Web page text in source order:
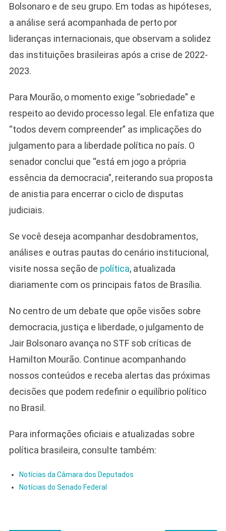
Bolsonaro e de seu grupo. Em todas as hipóteses,
a análise será acompanhada de perto por
lideranças internacionais, que observam a solidez
das instituições brasileiras após a crise de 2022-
2023.
Para Mourão, o momento exige “sobriedade” e
respeito ao devido processo legal. Ele enfatiza que
“todos devem compreender” as implicações do
julgamento para a liberdade política no país. O
senador conclui que “está em jogo a própria
essência da democracia”, reiterando sua proposta
de anistia para encerrar o ciclo de disputas
judiciais.
Se você deseja acompanhar desdobramentos,
análises e outras pautas do cenário institucional,
visite nossa seção de política, atualizada
diariamente com os principais fatos de Brasília.
No centro de um debate que opõe visões sobre
democracia, justiça e liberdade, o julgamento de
Jair Bolsonaro avança no STF sob críticas de
Hamilton Mourão. Continue acompanhando
nossos conteúdos e receba alertas das próximas
decisões que podem redefinir o equilíbrio político
no Brasil.
Para informações oficiais e atualizadas sobre
política brasileira, consulte também:
Notícias da Câmara dos Deputados
Notícias do Senado Federal